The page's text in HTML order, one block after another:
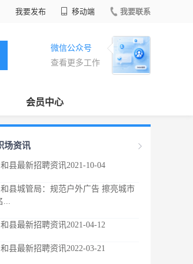
我要发布 移动端 我要联系
微信公众号
查看更多工作
会员中心
场资讯
和县最新招聘资讯2021-10-04
和县城管局：规范户外广告 擦亮城市
...
和县最新招聘资讯2021-04-12
和县最新招聘资讯2022-03-21